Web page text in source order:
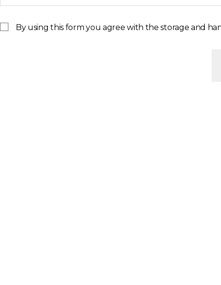
By using this form you agree with the storage and